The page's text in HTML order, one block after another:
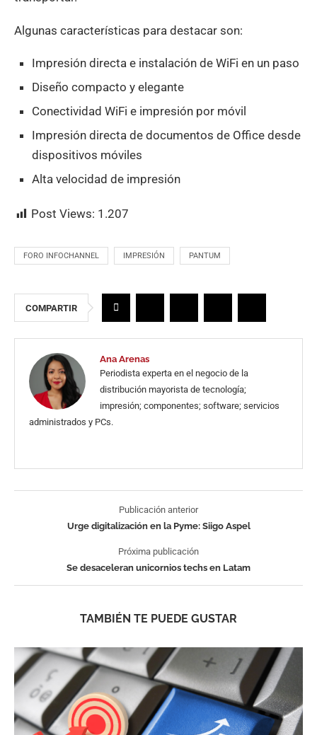
Algunas características para destacar son:
Impresión directa e instalación de WiFi en un paso
Diseño compacto y elegante
Conectividad WiFi e impresión por móvil
Impresión directa de documentos de Office desde
dispositivos móviles
Alta velocidad de impresión
Post Views: 1.207
FORO INFOCHANNEL IMPRESIÓN PANTUM
COMPARTIR
Ana Arenas
Periodista experta en el negocio de la
distribución mayorista de tecnología;
impresión; componentes; software; servicios
administrados y PCs.
Publicación anterior
Urge digitalización en la Pyme: Siigo Aspel
Próxima publicación
Se desaceleran unicornios techs en Latam
TAMBIÉN TE PUEDE GUSTAR